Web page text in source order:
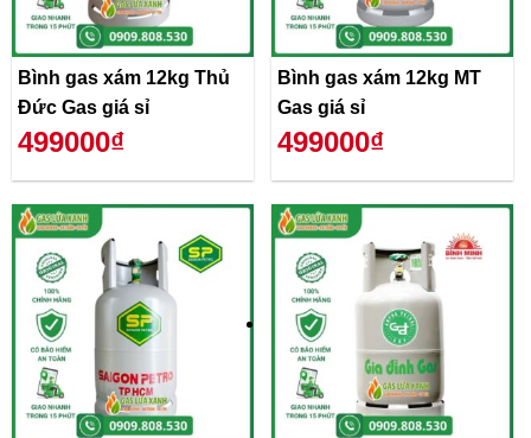
Bình gas xám 12kg Thủ
Đức Gas giá sỉ
499000₫
Bình gas xám 12kg MT
Gas giá sỉ
499000₫